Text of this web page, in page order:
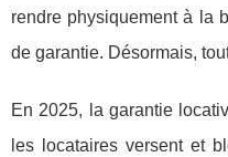
rendre physiquement à la
de garantie. Désormais,
En 2025, la garantie
les locataires versent et